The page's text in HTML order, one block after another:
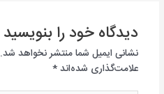
دیدگاه‌ خود را بنویسید
نشانی ایمیل شما منتشر نخواهد شد.
علامت‌گذاری شده‌اند*